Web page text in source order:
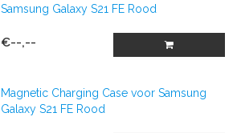
Samsung Galaxy S21 FE Rood
€--,--
Magnetic Charging Case voor Samsung
Galaxy S21 FE Rood